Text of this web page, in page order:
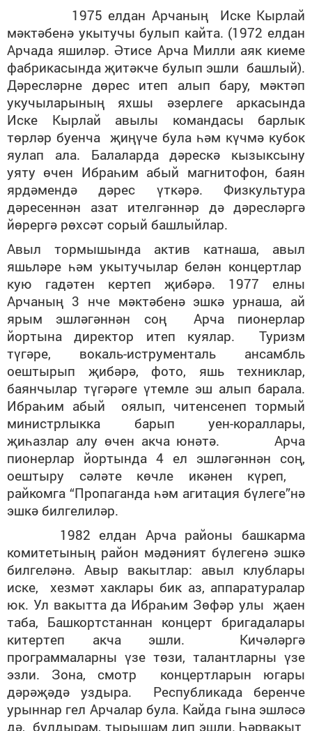
1975 елдан Арчаның Иске Кырлай
мәктәбенә укытучы булып кайта. (1972 елдан
Арчада яшиләр. Әтисе Арча Милли аяк киеме
фабрикасында җитәкче булып эшли башлый).
Дәресләрне дөрес итеп алып бару, мәктәп
укучыларының яхшы әзерлеге аркасында
Иске Кырлай авылы командасы барлык
төрләр буенча җиңүче була һәм күчмә кубок
яулап ала. Балаларда дәрескә кызыксыну
уяту өчен Ибраһим абый магнитофон, баян
ярдәмендә дәрес үткәрә. Физкультура
дәресеннән азат ителгәннәр дә дәресләргә
йөрергә рөхсәт сорый башлыйлар.
Авыл тормышында актив катнаша, авыл
яшьләре һәм укытучылар белән концертлар
кую гадәтен кертеп җибәрә. 1977 елны
Арчаның 3 нче мәктәбенә эшкә урнаша, ай
ярым эшләгәннән соң Арча пионерлар
йортына директор итеп куялар. Туризм
түгәре, вокаль-иструменталь ансамбль
оештырып җибәрә, фото, яшь техниклар,
баянчылар түгәрәге үтемле эш алып барала.
Ибраһим абый оялып, читенсенеп тормый
министрлыкка барып уен-кораллары,
җиһазлар алу өчен акча юнәтә. Арча
пионерлар йортында 4 ел эшләгәннән соң,
оештыру сәләте көчле икәнен күреп,
райкомга “Пропаганда һәм агитация бүлеге”нә
эшкә билгелиләр.
1982 елдан Арча районы башкарма
комитетының район мәдәният бүлегенә эшкә
билгеләнә. Авыр вакытлар: авыл клублары
иске, хезмәт хаклары бик аз, аппаратуралар
юк. Ул вакытта да Ибраһим Зөфәр улы җаен
таба, Башкортстаннан концерт бригадалары
китертеп акча эшли. Кичәләргә
программаларны үзе төзи, талантларны үзе
эзли. Зона, смотр концертларын югары
дәрәҗәдә уздыра. Республикада беренче
урыннар гел Арчалар була. Кайда гына эшләсә
дә, булдырам, тырышам дип эшли. Һәрвакыт